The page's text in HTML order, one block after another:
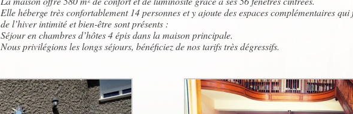
Elle héberge très confortablement 14 personnes et y ajoute des espaces complémentaires
de l’hiver intimité et bien-être sont présents :
Séjour en chambres d’hôtes 4 épis dans la maison principale.
Nous privilégions les longs séjours, bénéficiez de nos tarifs très dégressifs.